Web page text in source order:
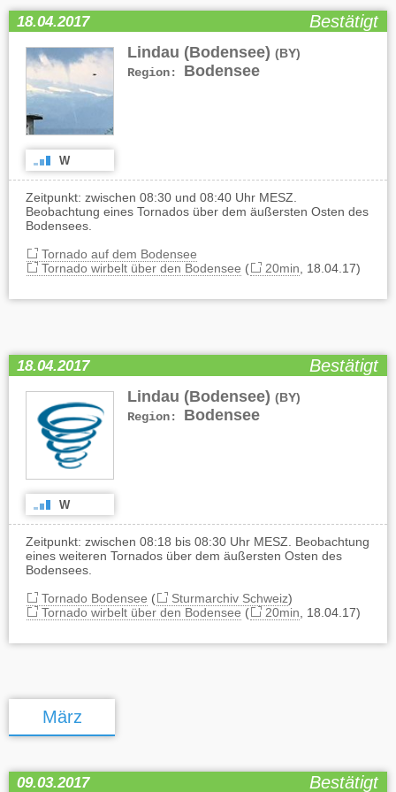
18.04.2017 Bestätigt
Lindau (Bodensee) (BY)
Region: Bodensee
W
Zeitpunkt: zwischen 08:30 und 08:40 Uhr MESZ.
Beobachtung eines Tornados über dem äußersten Osten des
Bodensees.
Tornado auf dem Bodensee
Tornado wirbelt über den Bodensee ( 20min , 18.04.17)
18.04.2017 Bestätigt
Lindau (Bodensee) (BY)
Region: Bodensee
W
Zeitpunkt: zwischen 08:18 bis 08:30 Uhr MESZ. Beobachtung
eines weiteren Tornados über dem äußersten Osten des
Bodensees.
Tornado Bodensee ( Sturmarchiv Schweiz)
Tornado wirbelt über den Bodensee ( 20min , 18.04.17)
März
09.03.2017 Bestätigt